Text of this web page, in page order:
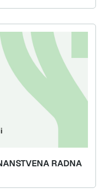
RADNA